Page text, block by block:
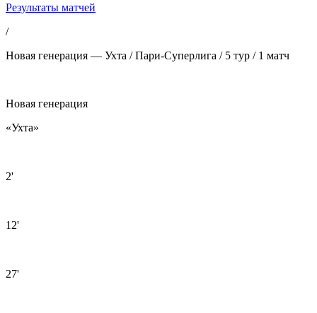
Результаты матчей
/
Новая генерация — Ухта / Пари-Суперлига / 5 тур / 1 матч
Новая генерация
«Ухта»
2'
12'
27'